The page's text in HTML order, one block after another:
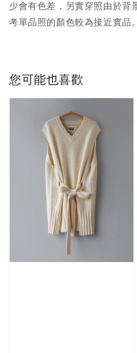
少會有色差，另實穿照由於背
考單品照的顏色較為接近實品。
您可能也喜歡